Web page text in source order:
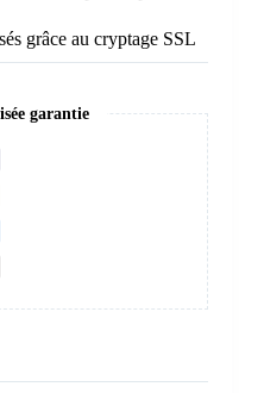
grâce au cryptage SSL
garantie